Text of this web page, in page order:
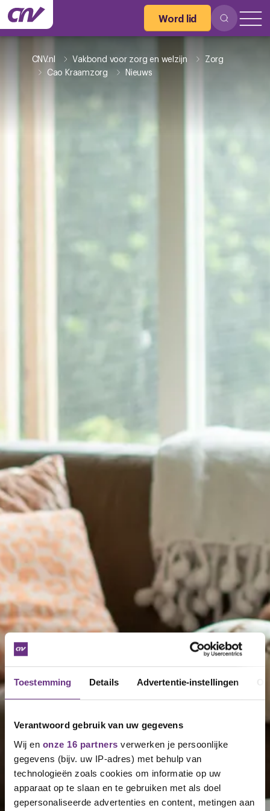
Toestemming Details Advertentie-instellingen
Verantwoord gebruik van uw gegevens
Wij en onze 16 partners verwerken je persoonlijke
gegevens (bijv. uw IP-adres) met behulp van
technologieën zoals cookies om informatie op uw
apparaat op te slaan en te gebruiken met als doel
gepersonaliseerde advertenties en content, metingen aan
Word lid
CNV.nl Vakbond voor zorg en welzijn
Zorg
Cao Kraamzorg
Nieuws